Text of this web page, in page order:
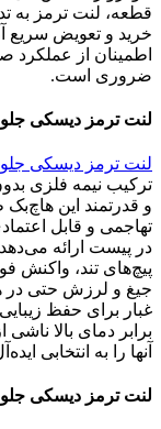
قطعه، لنت ترمز به
خرید و تعویض سریع
اطمینان از
ضروری است.
لنت ترمز دیسکی جلو پژو 206 (
لنت ترمز دیسکی جلو برای پژو
ترکیب نیمه فلزی
و قدرتمند این
تهاجمی و قابل
در پیست ارائه
پیچ‌های تند، واکنش
جیغ و لرزش حتی در
غبار برای حفظ
برابر دمای بالا
آنها را به انتخابی
لنت ترمز دیسکی جلو پژو 207 (